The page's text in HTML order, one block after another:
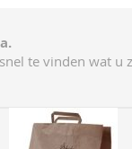
te vinden wat u